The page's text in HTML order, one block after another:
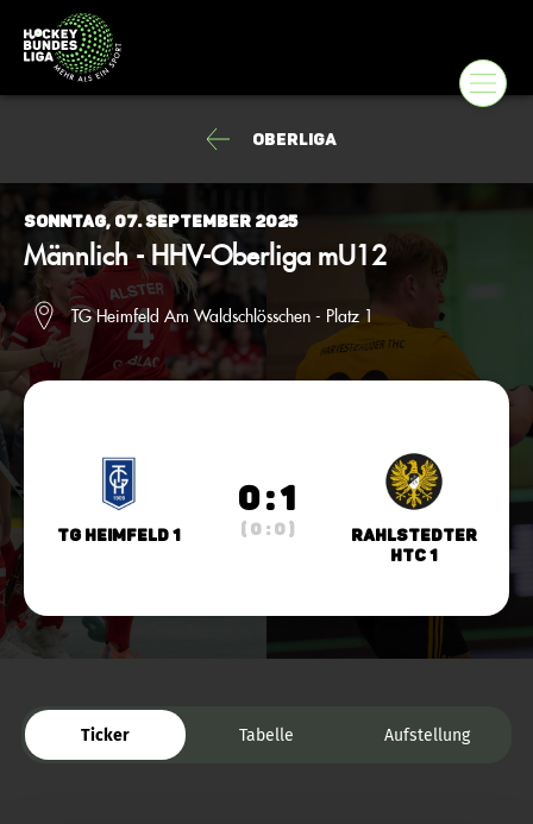
Oberliga
Sonntag, 07. September 2025
Männlich - HHV-Oberliga mU12
TG Heimfeld Am Waldschlösschen - Platz 1
TG Heimfeld 1
0 : 1
( 0 : 0 )
Rahlstedter
HTC 1
Ticker Tabelle Aufstellung